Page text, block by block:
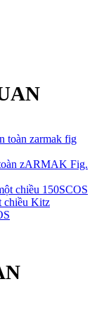
zARMAK Fig.
chiều Kitz